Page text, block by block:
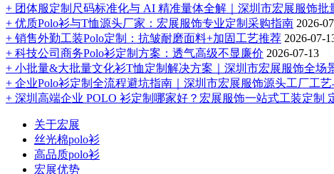
+ 团体服定制尺码标准化与 AI 精准量体全解｜深圳市宏展服饰批
+ 优质Polo衫与T恤源头厂家：宏展服饰专业定制采购指南 2026-
+ 销售外勤工装Polo定制：抗皱耐磨面料+加固工艺推荐 2026-07-
+ 科技公司商务Polo衫定制方案：透气高级不显廉价 2026-07-13
+ 小批量&大批量文化衫T恤定制解决方案｜深圳市宏展服饰全场
+ 企业Polo衫定制全流程避坑指南｜深圳市宏展服饰源头工厂工
+ 深圳高端企业 POLO 衫定制哪家好？宏展服饰一站式工装定制
关于宏展
丝光棉polo衫
高品质polo衫
宏展优势